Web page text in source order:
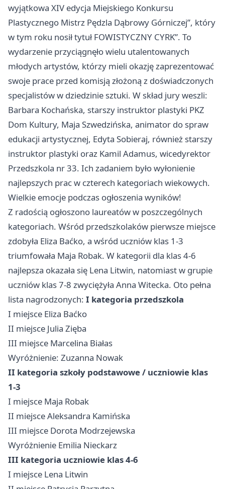
wyjątkowa XIV edycja Miejskiego Konkursu
Plastycznego Mistrz Pędzla Dąbrowy Górniczej”, który
w tym roku nosił tytuł FOWISTYCZNY CYRK”. To
wydarzenie przyciągnęło wielu utalentowanych
młodych artystów, którzy mieli okazję zaprezentować
swoje prace przed komisją złożoną z doświadczonych
specjalistów w dziedzinie sztuki. W skład jury weszli:
Barbara Kochańska, starszy instruktor plastyki PKZ
Dom Kultury, Maja Szwedzińska, animator do spraw
edukacji artystycznej, Edyta Sobieraj, również starszy
instruktor plastyki oraz Kamil Adamus, wicedyrektor
Przedszkola nr 33. Ich zadaniem było wyłonienie
najlepszych prac w czterech kategoriach wiekowych.
Wielkie emocje podczas ogłoszenia wyników!
Z radością ogłoszono laureatów w poszczególnych
kategoriach. Wśród przedszkolaków pierwsze miejsce
zdobyła Eliza Baćko, a wśród uczniów klas 1-3
triumfowała Maja Robak. W kategorii dla klas 4-6
najlepsza okazała się Lena Litwin, natomiast w grupie
uczniów klas 7-8 zwyciężyła Anna Witecka. Oto pełna
lista nagrodzonych: I kategoria przedszkola
I miejsce Eliza Baćko
II miejsce Julia Zięba
III miejsce Marcelina Białas
Wyróżnienie: Zuzanna Nowak
II kategoria szkoły podstawowe / uczniowie klas
1-3
I miejsce Maja Robak
II miejsce Aleksandra Kamińska
III miejsce Dorota Modrzejewska
Wyróżnienie Emilia Nieckarz
III kategoria uczniowie klas 4-6
I miejsce Lena Litwin